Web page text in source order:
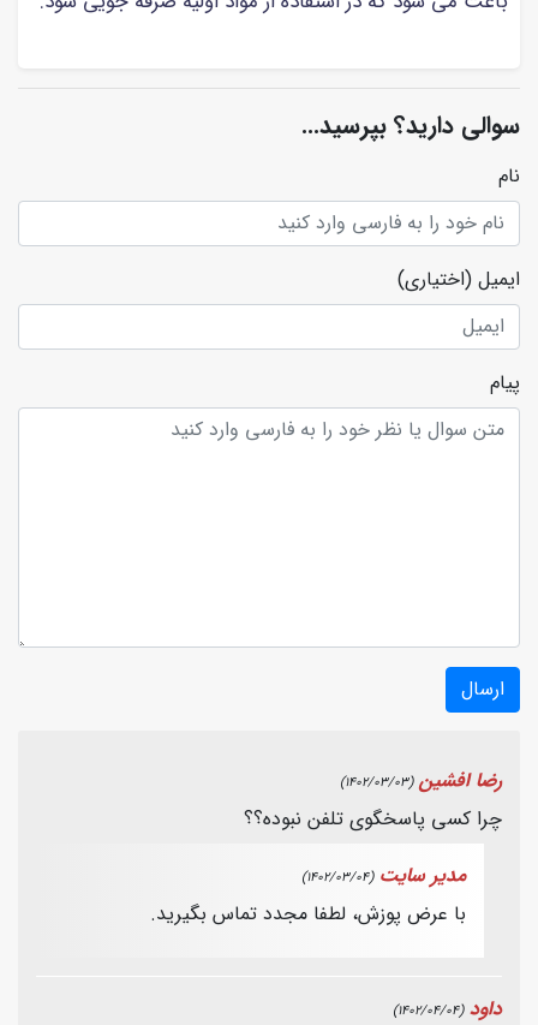
سوالی دارید؟ بپرسید...
نام
ایمیل (اختیاری)
پیام
ارسال
رضا افشین (1402/03/03)
چرا کسی پاسخگوی تلفن نبوده؟؟
مدیر سایت (1402/03/04)
با عرض پوزش، لطفا مجدد تماس بگیرید.
داود (1402/04/04)